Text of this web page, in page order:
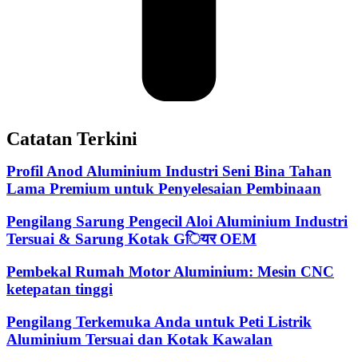
Catatan Terkini
Profil Anod Aluminium Industri Seni Bina Tahan
Lama Premium untuk Penyelesaian Pembinaan
Pengilang Sarung Pengecil Aloi Aluminium Industri
Tersuai & Sarung Kotak Gियर OEM
Pembekal Rumah Motor Aluminium: Mesin CNC
ketepatan tinggi
Pengilang Terkemuka Anda untuk Peti Listrik
Aluminium Tersuai dan Kotak Kawalan